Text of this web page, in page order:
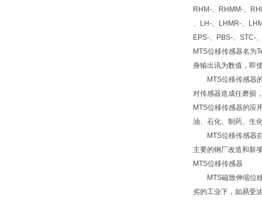
RHM-、RHMM-、
、LH-、LHMR-、
EPS-、PBS-、STC-
MTS位移传感器名为
身输出讯为数值，即
MTS位移传感器的
对传感器造成任磨损
MTS位移传感器的应
油、石化、制药、生
MTS位移传感器自
主要的钢厂改造和新
MTS位移传感器
MTS磁致伸缩位移
劣的工业下，如易受